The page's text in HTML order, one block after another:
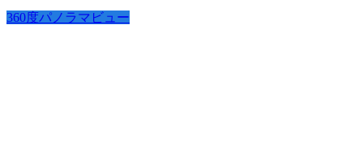
360度パノラマビュー